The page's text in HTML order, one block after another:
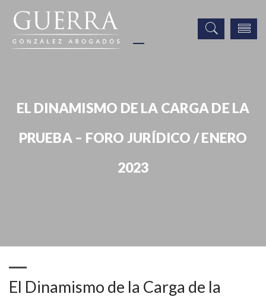
EL DINAMISMO DE LA CARGA DE LA
PRUEBA – FORO JURÍDICO / ENERO
2023
El Dinamismo de la Carga de la